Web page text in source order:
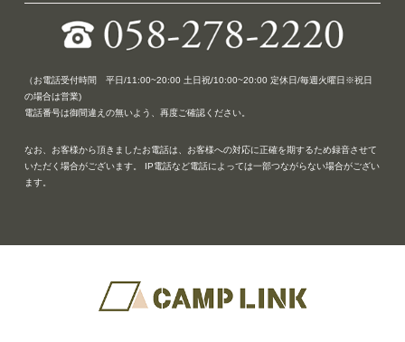
（お電話受付時間 平日/11:00~20:00 土日祝/10:00~20:00 定休日/毎週火曜日※祝日
の場合は営業)
電話番号は御間違えの無いよう、再度ご確認ください。
なお、お客様から頂きましたお電話は、お客様への対応に正確を期するため録音させて
いただく場合がございます。 IP電話など電話によっては一部つながらない場合がござい
ます。